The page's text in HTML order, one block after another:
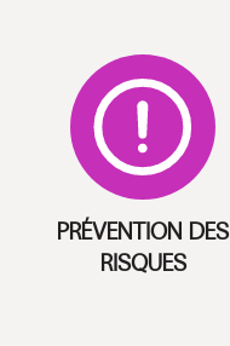
PRÉVENTION DES
RISQUES